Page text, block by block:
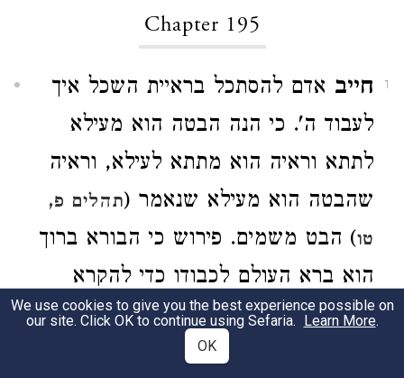
Chapter 195
1 חייב אדם להסתכל בראיית השכל איך
לעבוד ה'. כי הנה הבטה הוא מעילא
לתתא וראיה הוא מתתא לעילא, וראיה
שהבטה הוא מעילא שנאמר (תהלים פ,
טו) הבט משמים. פירוש כי הבורא ברוך
הוא ברא העולם לכבודו כדי להקרא
מלך ואין מלך בלא עם (פדר"א פ"ג),
וכדי לירא מפניו ולאהבה אותו, כי זה
We use cookies to give you the best experience possible on
our site. Click OK to continue using Sefaria. Learn More.
OK